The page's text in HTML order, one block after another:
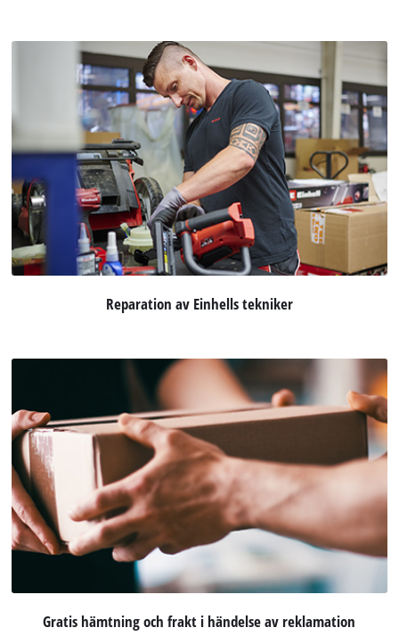
Reparation av Einhells tekniker
Gratis hämtning och frakt i händelse av reklamation